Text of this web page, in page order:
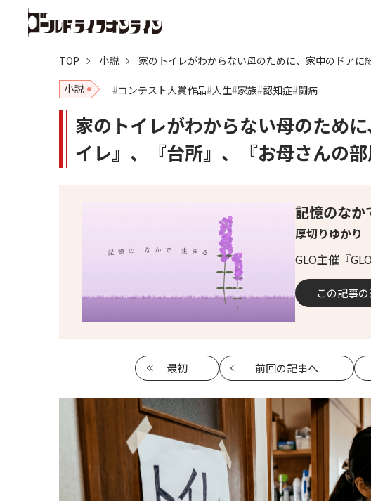
TOP 小説
家のトイレがわからない母のために、家中のドアに
小説
コンテスト大賞作品 人生 家族 認知症 闘病
家のトイレがわからない母のため
イレ』、『台所』、『お母さんの部
記憶のなか
厚切りゆかり
GLO主催『
この記事
最初 前回の記事へ